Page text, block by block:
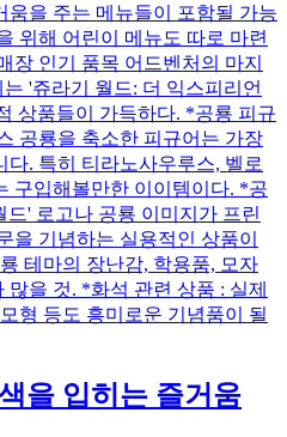
움을 주는 메뉴들이 포함될 가능
위해 어린이 메뉴도 따로 마련
장 인기 품목 어드벤처의 마지
'쥬라기 월드: 더 익스피리언
상품들이 가득하다. *공룡 피규
공룡을 축소한 피규어는 가장
. 특히 티라노사우루스, 벨로
구입해볼만한 이이템이다. *공
' 로고나 공룡 이미지가 프린
을 기념하는 실용적인 상품이
테마의 장난감, 학용품, 모자
을 것. *화석 관련 상품 : 실제
형 등도 흥미로운 기념품이 될
을 입히는 즐거움